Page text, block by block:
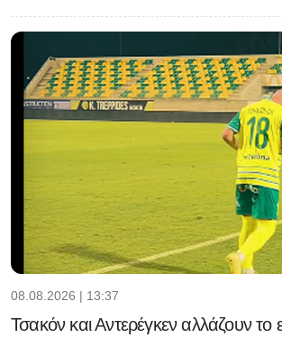
08.08.2026 | 13:37
Τσακόν και Αντερέγκεν αλλάζουν το